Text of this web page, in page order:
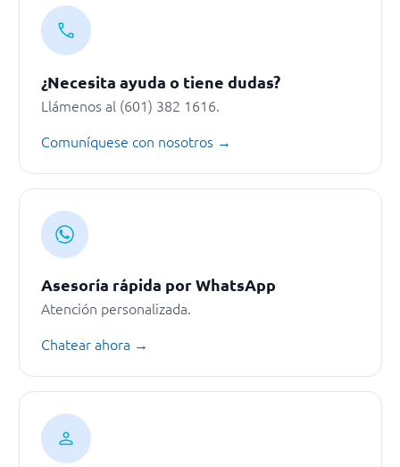
¿Necesita ayuda o tiene dudas?
Llámenos al (601) 382 1616.
Comuníquese con nosotros →
Asesoría rápida por WhatsApp
Atención personalizada.
Chatear ahora →